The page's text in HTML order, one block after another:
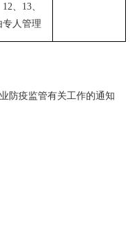
12 13、
人管理
防疫监管有关工作的通知